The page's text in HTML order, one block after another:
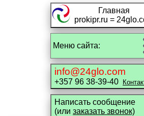
Главная
prokipr.ru =
info@24glo.com
+357 96 38-39-40
Написать сообщение
(или заказать звонок)